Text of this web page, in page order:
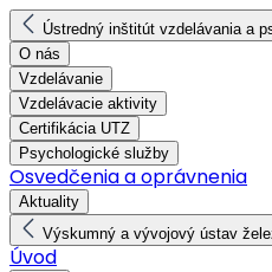
Ústredný inštitút vzdelávania a
O nás
Vzdelávanie
Vzdelávacie aktivity
Certifikácia UTZ
Psychologické služby
Osvedčenia a oprávnenia
Aktuality
Výskumný a vývojový ústav
Úvod